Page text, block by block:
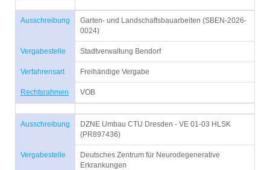
Ausschreibung
Garten- und Landschaftsbauarbeiten (SBEN-2026-
0024)
Vergabestelle Stadtverwaltung Bendorf
Verfahrensart Freihändige Vergabe
Rechtsrahmen VOB
Ausschreibung
DZNE Umbau CTU Dresden - VE 01-03 HLSK
(PR897436)
Vergabestelle
Deutsches Zentrum für Neurodegenerative
Erkrankungen